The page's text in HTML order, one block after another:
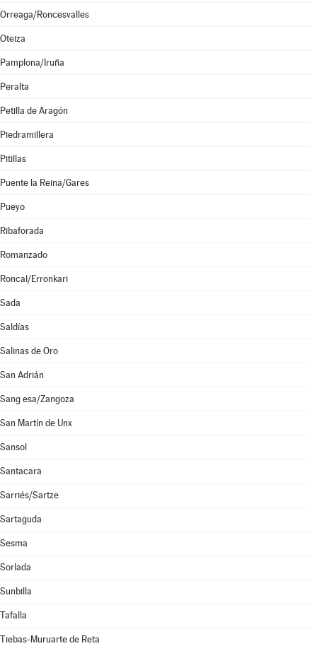
Orreaga/Roncesvalles
Oteiza
Pamplona/Iruña
Peralta
Petilla de Aragón
Piedramillera
Pitillas
Puente la Reina/Gares
Pueyo
Ribaforada
Romanzado
Roncal/Erronkari
Sada
Saldías
Salinas de Oro
San Adrián
Sang esa/Zangoza
San Martín de Unx
Sansol
Santacara
Sarriés/Sartze
Sartaguda
Sesma
Sorlada
Sunbilla
Tafalla
Tiebas-Muruarte de Reta